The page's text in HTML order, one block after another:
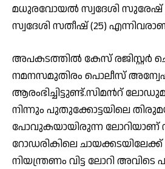
മധുരവോയല്‍ സ്വദേശി സുരേഷ്
സ്വദേശി സതീഷ് (25) എന്നിവരാണ്
അപകടത്തില്‍ കേസ് രജിസ്റ്റര്‍
നമനസമുതിരം പൊലീസ്
ആരംഭിച്ചിട്ടുണ്ട്.സിമന്‍റ്
നിന്നും പുതുക്കോട്ടയിലെ
പോവുകയായിരുന്ന ലോറിയാണ്
റോഡരികിലെ
നിയന്ത്രണം വിട്ട ലോറി